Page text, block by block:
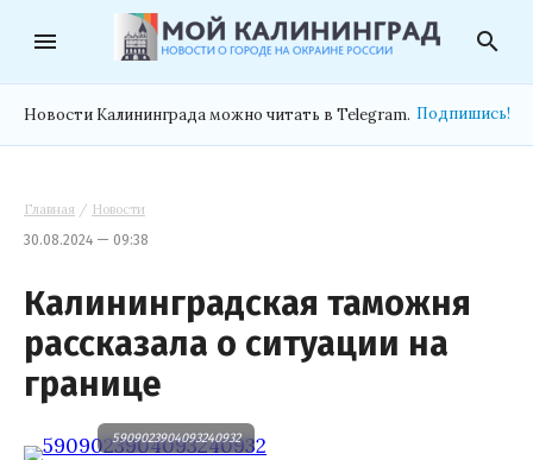
menu search
Новости Калининграда можно читать в Telegram. Подпишись!
Главная / Новости
30.08.2024 — 09:38
Калининградская таможня
рассказала о ситуации на
границе
5909023904093240932